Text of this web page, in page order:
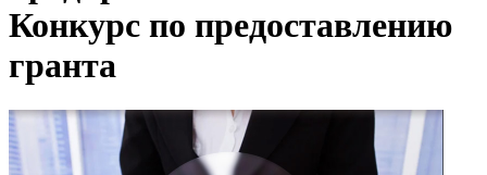
Конкурс по предоставлению
гранта